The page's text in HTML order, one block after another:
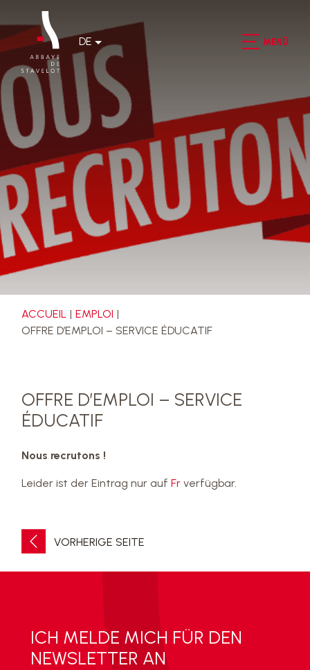
DE MENÜ
ACCUEIL
EMPLOI
OFFRE D’EMPLOI – SERVICE ÉDUCATIF
OFFRE D’EMPLOI – SERVICE
ÉDUCATIF
Nous recrutons !
Leider ist der Eintrag nur aufFr verfügbar.
VORHERIGE SEITE
ICH MELDE MICH FÜR DEN
NEWSLETTER AN